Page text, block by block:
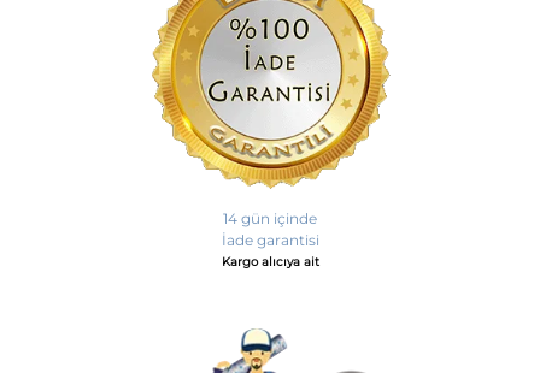
14 gün içinde
İade garantisi
Kargo alıcıya ait